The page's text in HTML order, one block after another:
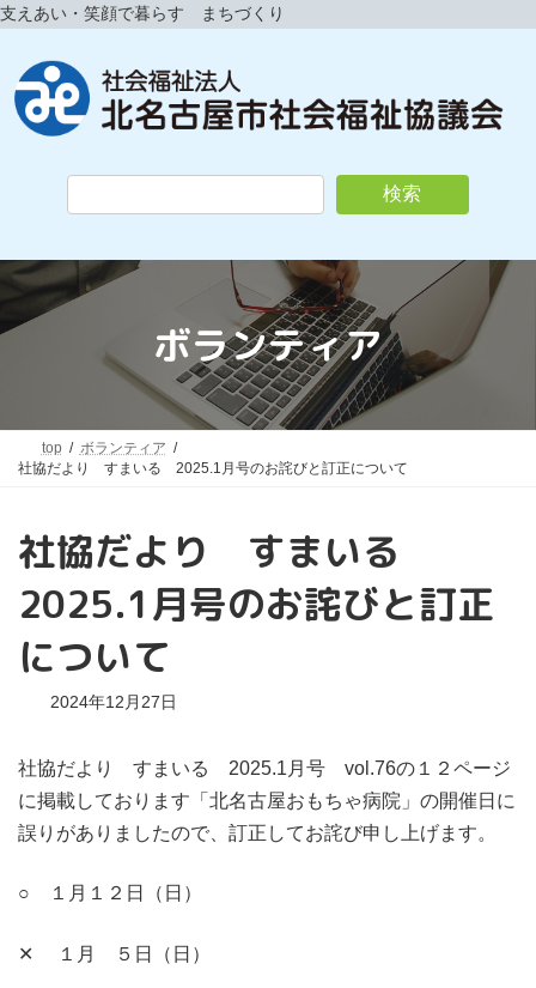
コ
ン
ン
ツ
ナ
ビ
ー
シ
支えあい・笑顔で暮らす まちづくり
検索
ボランティア
top
ボランティア
社協だより すまいる 2025.1月号のお詫びと訂正について
社協だより すまいる
2025.1月号のお詫びと訂正
について
2024年12月27日
社協だより すまいる 2025.1月号 vol.76の１２ページ
に掲載しております「北名古屋おもちゃ病院」の開催日に
誤りがありましたので、訂正してお詫び申し上げます。
○ １月１２日（日）
✕ １月 ５日（日）